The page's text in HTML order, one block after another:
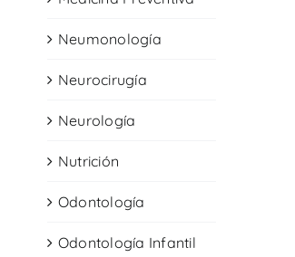
Neumonología
Neurocirugía
Neurología
Nutrición
Odontología
Odontología Infantil